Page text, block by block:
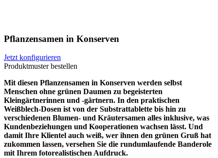
Pflanzensamen in Konserven
Jetzt konfigurieren
Produktmuster bestellen
Mit diesen Pflanzensamen in Konserven werden selbst
Menschen ohne grünen Daumen zu begeisterten
Kleingärtnerinnen und -gärtnern. In den praktischen
Weißblech-Dosen ist von der Substrattablette bis hin zu
verschiedenen Blumen- und Kräutersamen alles inklusive, was
Kundenbeziehungen und Kooperationen wachsen lässt. Und
damit Ihre Klientel auch weiß, wer ihnen den grünen Gruß hat
zukommen lassen, versehen Sie die rundumlaufende Banderole
mit Ihrem fotorealistischen Aufdruck.